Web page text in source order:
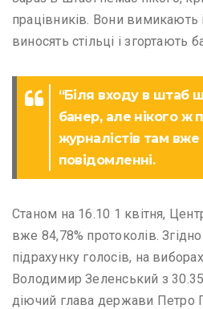
працівників. Вони вимикають
виносять стільці і згортають
“Біля входу в штаб
банер, але нікого ж
журналістів там
повідомленні.
Станом на 16.10 1 квітня,
вже 84,78% протоколів.
підрахунку голосів, на
Володимир Зеленський з
діючий глава держави Петро